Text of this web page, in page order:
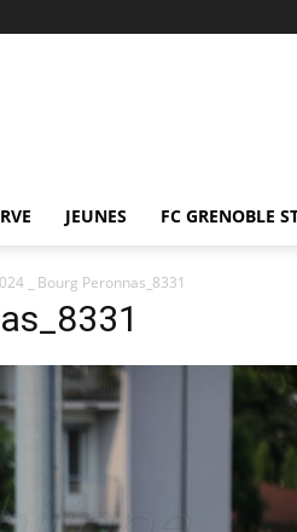
JEUNES FC GRENOBLE
_ Bourg Peronnas_8331